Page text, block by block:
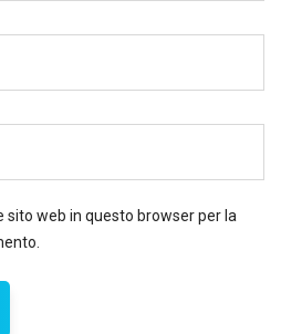
sito web in questo browser per la